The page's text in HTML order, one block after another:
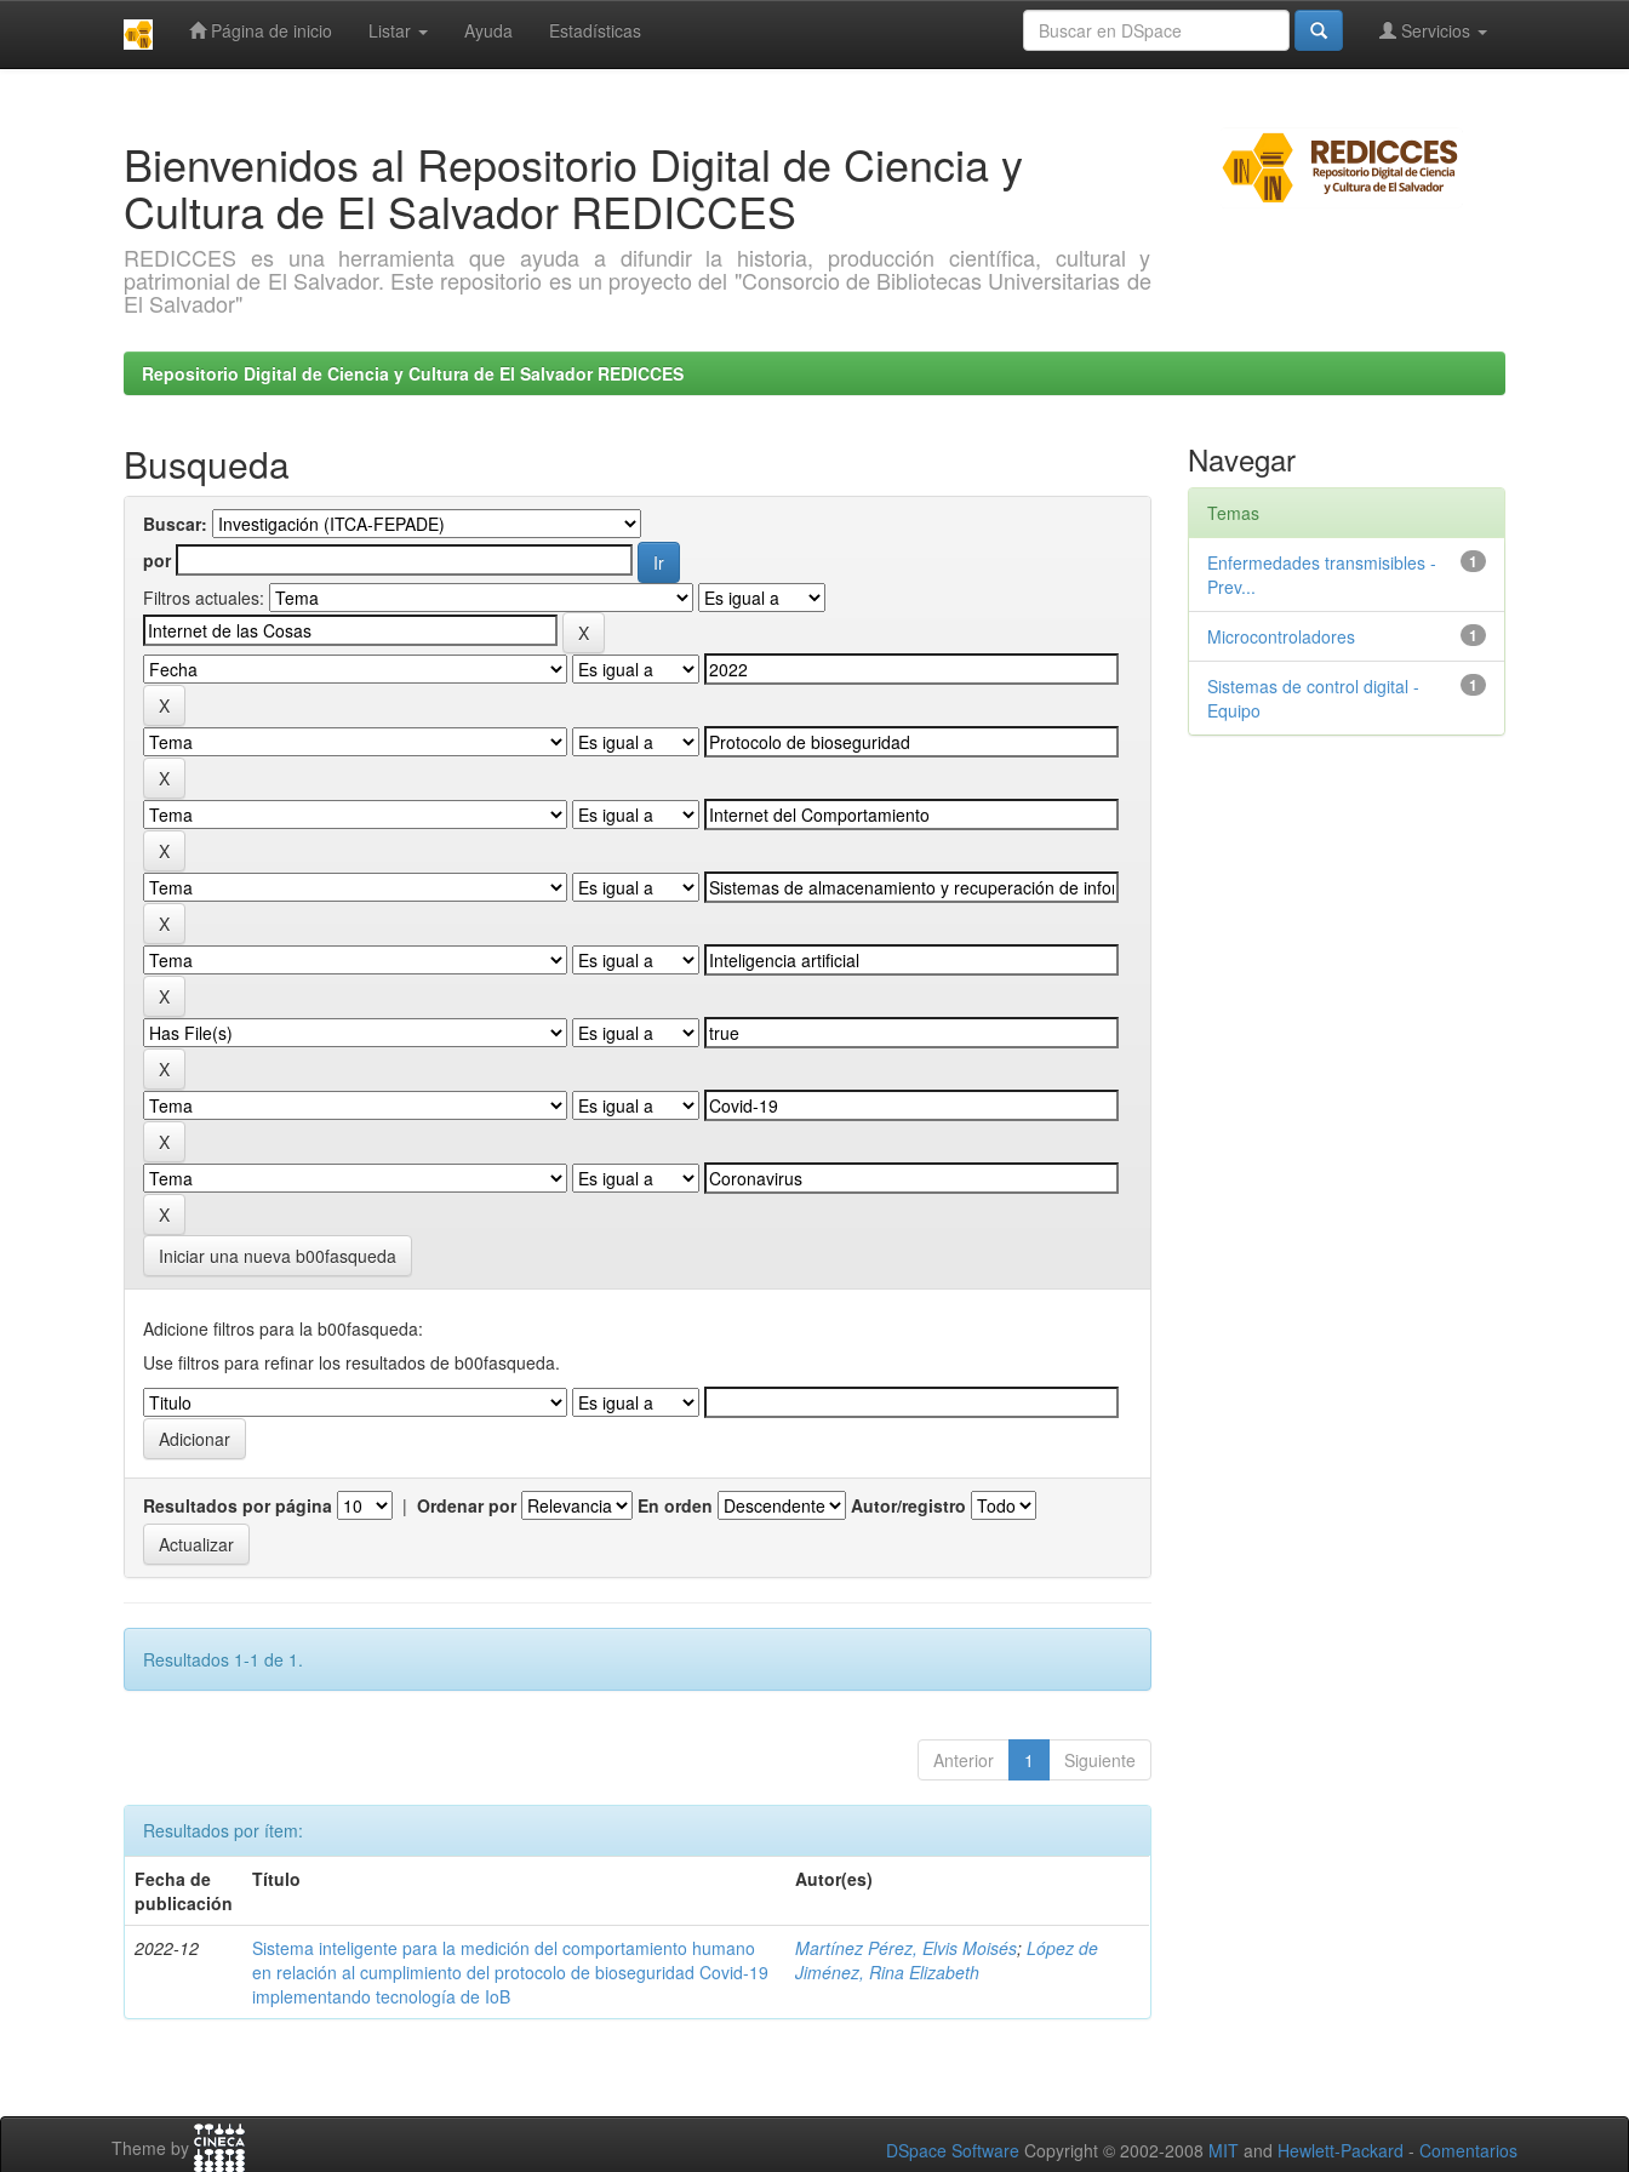
Página de inicio Listar Ayuda Estadísticas Servicios
Bienvenidos al Repositorio Digital de Ciencia y
Cultura de El Salvador REDICCES
REDICCES es una herramienta que ayuda a difundir la historia, producción científica, cultural y
patrimonial de El Salvador. Este repositorio es un proyecto del "Consorcio de Bibliotecas Universitarias de
El Salvador"
Repositorio Digital de Ciencia y Cultura de El Salvador REDICCES
Busqueda
Buscar:
por
Filtros actuales:
Iniciar una nueva b00fasqueda
Adicione filtros para la b00fasqueda:
Use filtros para refinar los resultados de b00fasqueda.
Resultados por página | Ordenar por En orden Autor/registro
Resultados 1-1 de 1.
Anterior 1 Siguiente
Resultados por ítem:
Fecha de
publicación
Título Autor(es)
2022-12
Sistema inteligente para la medición del comportamiento humano
en relación al cumplimiento del protocolo de bioseguridad Covid-19
implementando tecnología de IoB
Martínez Pérez, Elvis Moisés;López de
Jiménez, Rina Elizabeth
Navegar
Temas
1
Enfermedades transmisibles -
Prev...
1
Microcontroladores
1
Sistemas de control digital -
Equipo
Theme by DSpace Software Copyright © 2002-2008 MIT and Hewlett-Packard - Comentarios